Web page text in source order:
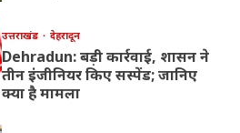
उत्तराखंड देहरादून
Dehradun: बड़ी कार्रवाई, शासन ने
तीन इंजीनियर किए सस्पेंड; जानिए
क्या है मामला